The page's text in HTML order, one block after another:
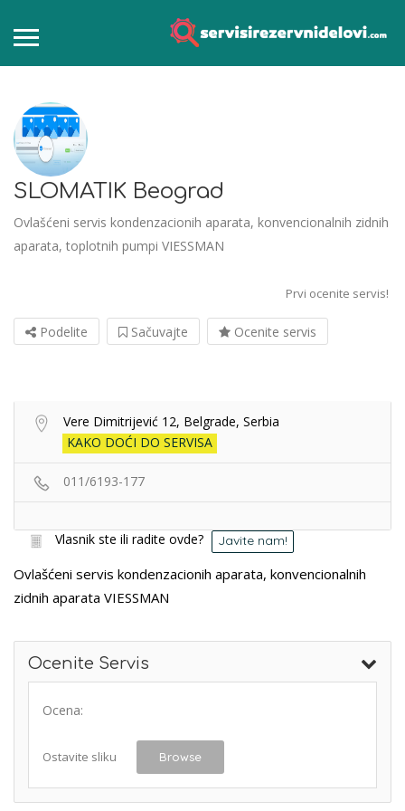
SLOMATIK Beograd
Ovlašćeni servis kondenzacionih aparata, konvencionalnih zidnih
aparata, toplotnih pumpi VIESSMAN
Prvi ocenite servis!
Podelite Sačuvajte Ocenite servis
Vere Dimitrijević 12, Belgrade, Serbia
KAKO DOĆI DO SERVISA
011/6193-177
Vlasnik ste ili radite ovde? Javite nam!
Ovlašćeni servis kondenzacionih aparata, konvencionalnih
zidnih aparata VIESSMAN
Ocenite Servis
Ocena:
Ostavite sliku Browse